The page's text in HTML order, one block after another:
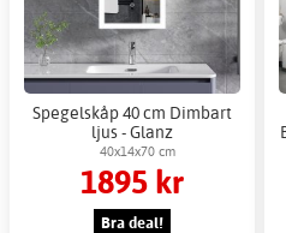
Spegelskåp 40 cm Dimbart
ljus - Glanz
40x14x70 cm
1895 kr
Bra deal!